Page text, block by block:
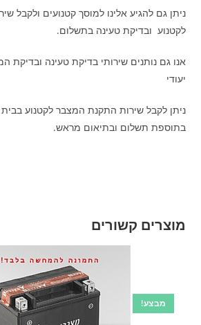
ניתן גם להגיע אלינו למוסך קטנועים ולקבל
לקטנוע ובדיקת טעינה בתשלום.
אנו גם נותנים שירותי בדיקת טעינה
יעודי
ניתן לקבל שירות התקנת המצבר לקטנוע
בתוספת תשלום ובתיאום מראש.
מוצרים קשורים
מבצע!